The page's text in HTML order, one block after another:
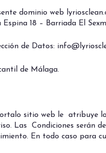
dominio web
18 – Barriada El
de Datos:
de Málaga.
sitio web le atribuye la
Las Condiciones serán
En todo caso para